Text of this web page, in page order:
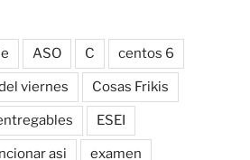
ASO C centos 6
viernes Cosas Frikis
ESEI
asi examen